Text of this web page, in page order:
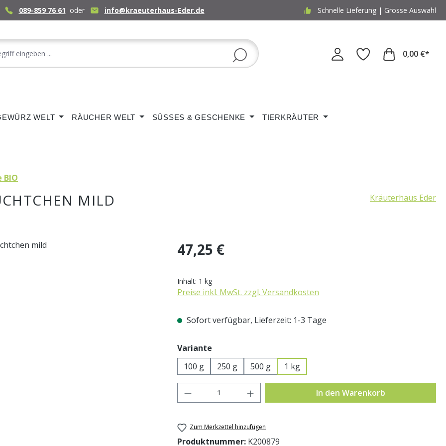
089-859 76 61 oder info@kraeuterhaus-Eder.de Schnelle Lieferung | Grosse Auswahl
0,00 €*
WELT RÄUCHER WELT SÜSSES & GESCHENKE TIERKRÄUTER
BIO
MILD Kräuterhaus Eder
Regulärer Preis:
47,25 €
Inhalt: 1 kg
Preise inkl. MwSt. zzgl. Versandkosten
Sofort verfügbar, Lieferzeit: 1-3 Tage
Variante
100 g
250 g 500 g 1 kg
Produkt Anzahl: Gib den gewünschten Wert
In den Warenkorb
Zum Merkzettel hinzufügen
Produktnummer: K200879